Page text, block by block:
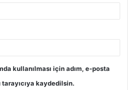
kullanılması için adım, e-posta
kaydedilsin.